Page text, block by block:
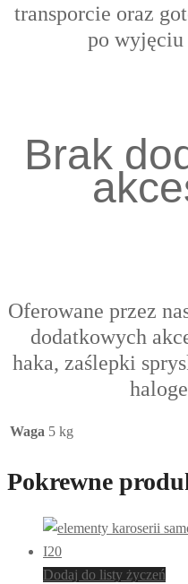
transporcie oraz
po wyjęciu
Brak
Oferowane przez
dodatkowych
haka, zaślepki
Waga 5 kg
Pokrewne
Dodaj do listy życzeń